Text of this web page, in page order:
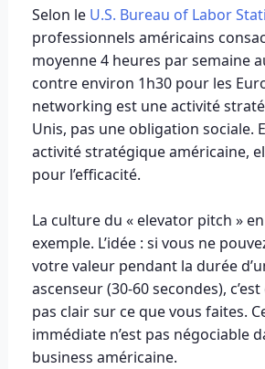
Selon le U.S. Bureau of Labor
professionnels américains
moyenne 4 heures par semaine
contre environ 1h30 pour les
networking est une activité
Unis, pas une obligation sociale.
activité stratégique américaine,
pour l’efficacité.
La culture du « elevator pitch »
exemple. L’idée : si vous ne
votre valeur pendant la durée
ascenseur (30-60 secondes),
pas clair sur ce que vous faites.
immédiate n’est pas négociable
business américaine.